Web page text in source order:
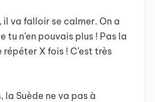
il va falloir se calmer. On a
tu n’en pouvais plus ! Pas la
répéter X fois ! C’est très
la Suède ne va pas à